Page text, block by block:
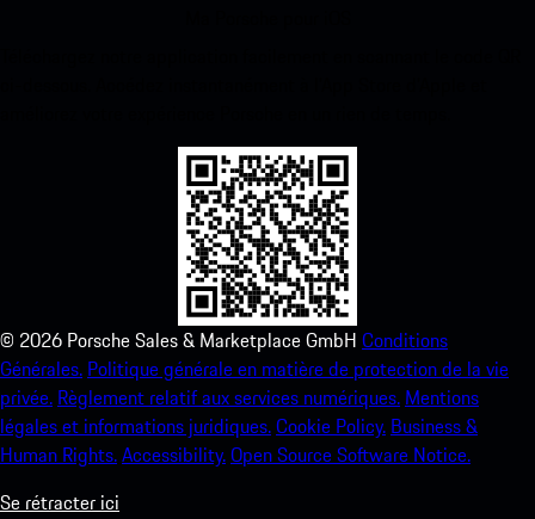
© 2026 Porsche Sales & Marketplace GmbH Conditions
Générales. Politique générale en matière de protection de la vie
privée. Règlement relatif aux services numériques. Mentions
légales et informations juridiques.Cookie Policy. Business &
Human Rights.Accessibility.Open Source Software Notice.
Se rétracter ici